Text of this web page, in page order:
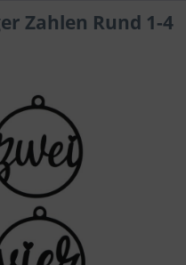
Zahlen Rund 1-4